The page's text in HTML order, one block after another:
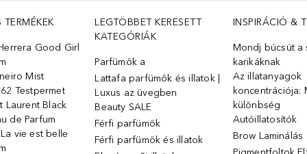
TERMÉKEK
Good Girl
Mist
Testpermet
Laurent Black
de Parfum
vie est belle
LEGTÖBBET KERESETT
KATEGÓRIÁK
Parfümök ️a
Lattafa parfümök és illatok |
Luxus az üvegben
Beauty SALE
Férfi parfümök
Férfi parfümök és illatok
INSPIRÁCIÓ &
Mondj búcsút a
karikáknak
Az illatanyagok
koncentrációja:
különbség
Autóillatosítók
Brow Laminálás